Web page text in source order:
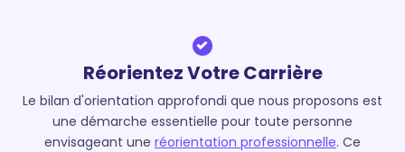
Réorientez Votre Carrière
Le bilan d'orientation approfondi que nous proposons est
une démarche essentielle pour toute personne
envisageant une réorientation professionnelle. Ce